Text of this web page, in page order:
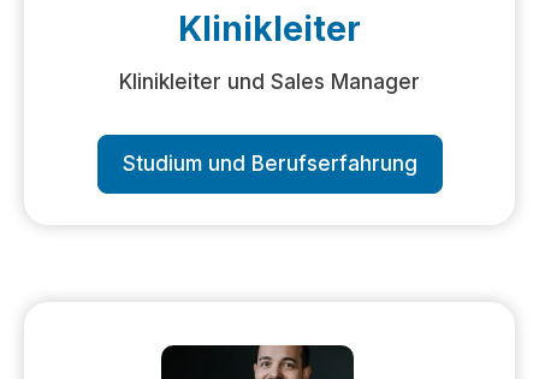
Klinikleiter
Klinikleiter und Sales Manager
Studium und Berufserfahrung